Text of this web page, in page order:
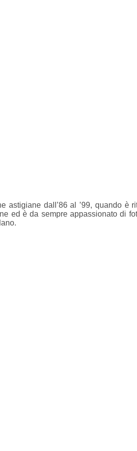
astigiane dall’86 al ’99, quando è
ed è da sempre appassionato di